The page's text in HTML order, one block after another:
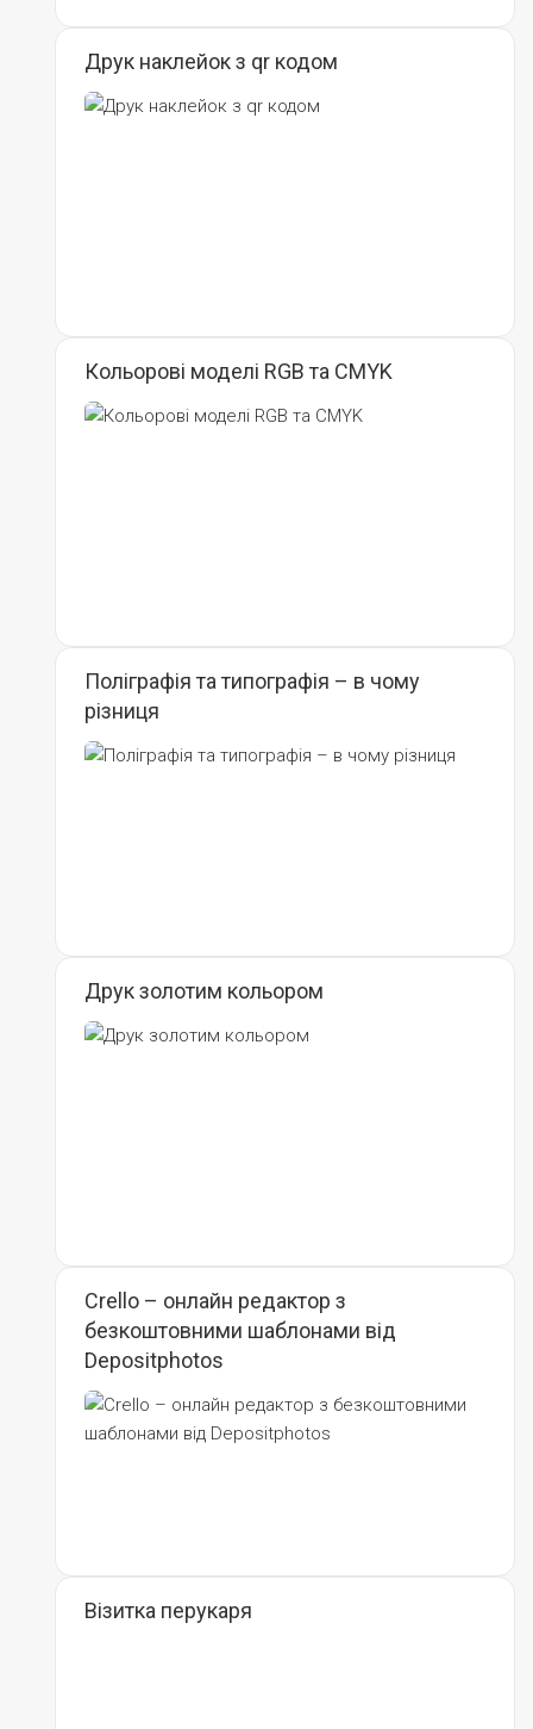
Друк наклейок з qr кодом
Кольорові моделі RGB та CMYK
Поліграфія та типографія – в чому
різниця
Друк золотим кольором
Crello – онлайн редактор з
безкоштовними шаблонами від
Depositphotos
Візитка перукаря